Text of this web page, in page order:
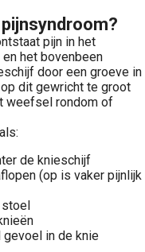
pijn in het
het bovenbeen
door een groeve in
dit gewricht te groot
weefsel rondom of
de knieschijf
(op is vaker pijnlijk
stoel
gevoel in de knie